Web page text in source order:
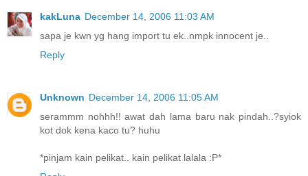
kakLuna December 14, 2006 11:03 AM
sapa je kwn yg hang import tu ek..nmpk innocent je..
Reply
Unknown December 14, 2006 11:05 AM
serammm nohhh!! awat dah lama baru nak pindah..?syiok
kot dok kena kaco tu? huhu
*pinjam kain pelikat.. kain pelikat lalala :P*